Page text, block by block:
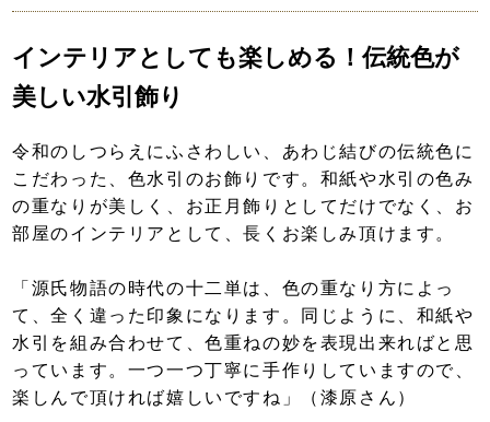
インテリアとしても楽しめる！伝統色が
美しい水引飾り
令和のしつらえにふさわしい、あわじ結びの伝統色に
こだわった、色水引のお飾りです。和紙や水引の色み
の重なりが美しく、お正月飾りとしてだけでなく、お
部屋のインテリアとして、長くお楽しみ頂けます。
「源氏物語の時代の十二単は、色の重なり方によっ
て、全く違った印象になります。同じように、和紙や
水引を組み合わせて、色重ねの妙を表現出来ればと思
っています。一つ一つ丁寧に手作りしていますので、
楽しんで頂ければ嬉しいですね」（漆原さん）